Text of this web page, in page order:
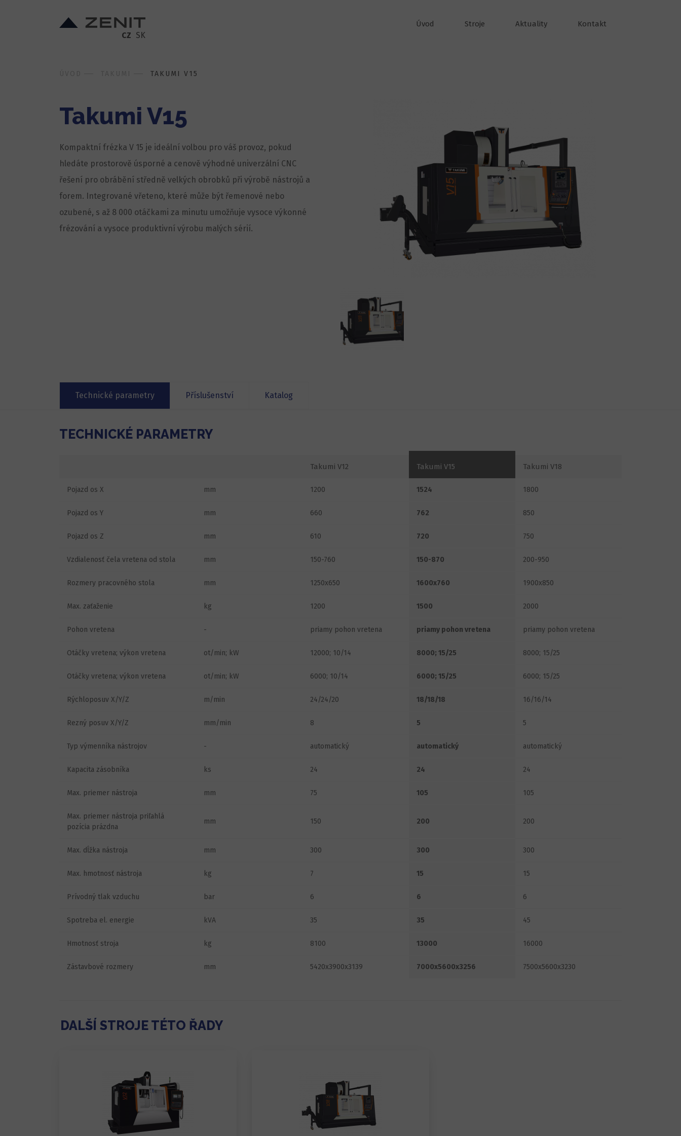
CZ SK
Úvod Stroje Aktuality Kontakt
TAKUMI V15
Takumi V15
Kompaktní frézka V 15 je ideální volbou pro váš provoz, pokud
hledáte prostorově úsporné a cenově výhodné univerzální CNC
řešení pro obrábění středně velkých obrobků při výrobě nástrojů a
forem. Integrované vřeteno, které může být řemenové nebo
ozubené, s až 8 000 otáčkami za minutu umožňuje vysoce výkonné
frézování a vysoce produktivní výrobu malých sérií.
Technické parametry Příslušenství Katalog
TECHNICKÉ PARAMETRY
Takumi V12 Takumi V15 Takumi V18
Pojazd os X mm 1200 1524 1800
Pojazd os Y mm 660 762 850
Pojazd os Z mm 610 720 750
Vzdialenosť čela vretena od stola mm 150-760 150-870 200-950
Rozmery pracovného stola mm 1250x650 1600x760 1900x850
Max. zaťaženie kg 1200 1500 2000
Pohon vretena - priamy pohon vretena priamy pohon vretena priamy pohon vretena
Otáčky vretena; výkon vretena ot/min; kW 12000; 10/14 8000; 15/25 8000; 15/25
Otáčky vretena; výkon vretena ot/min; kW 6000; 10/14 6000; 15/25 6000; 15/25
Rýchloposuv X/Y/Z m/min 24/24/20 18/18/18 16/16/14
Rezný posuv X/Y/Z mm/min 8 5 5
Typ výmenníka nástrojov - automatický automatický automatický
Kapacita zásobníka ks 24 24 24
Max. priemer nástroja mm 75 105 105
Max. priemer nástroja priľahlá
pozícia prázdna
mm 150 200 200
Max. dĺžka nástroja mm 300 300 300
Max. hmotnosť nástroja kg 7 15 15
Prívodný tlak vzduchu bar 6 6 6
Spotreba el. energie kVA 35 35 45
Hmotnosť stroja kg 8100 13000 16000
Zástavbové rozmery mm 5420x3900x3139 7000x5600x3256 7500x5600x3230
DALŠÍ STROJE TÉTO ŘADY